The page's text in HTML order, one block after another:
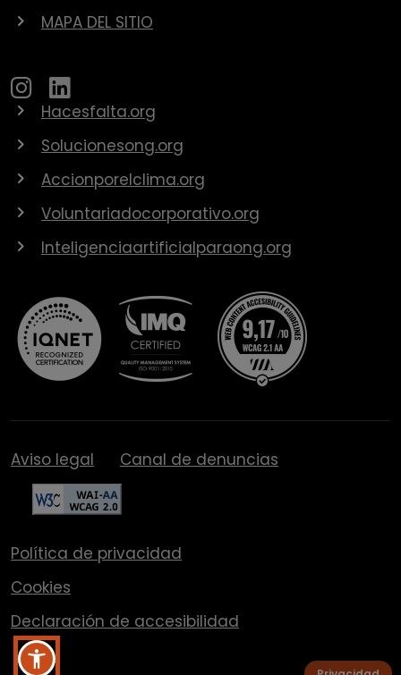
MAPA DEL SITIO
Hacesfalta.org
Solucionesong.org
Accionporelclima.org
Voluntariadocorporativo.org
Inteligenciaartificialparaong.org
Aviso legal Canal de denuncias
Política de privacidad
Cookies
Declaración de accesibilidad